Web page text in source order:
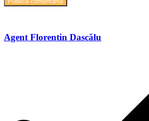
Agent Florentin Dascălu